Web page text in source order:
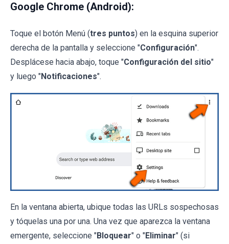
Google Chrome (Android):
Toque el botón Menú (tres puntos) en la esquina superior
derecha de la pantalla y seleccione "Configuración".
Desplácese hacia abajo, toque "Configuración del sitio"
y luego "Notificaciones".
En la ventana abierta, ubique todas las URLs sospechosas
y tóquelas una por una. Una vez que aparezca la ventana
emergente, seleccione "Bloquear" o "Eliminar" (si